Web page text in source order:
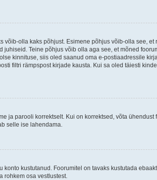
olla kaks põhjust. Esimene põhjus võib-olla see, et
Teine põhjus võib olla aga see, et mõned
kinnituse, siis oled saanud oma e-postiaadressile
filtri rämpspost kirjade kausta. Kui sa oled täiesti
ja parooli korrektselt. Kui on korrektsed, võta
selle ise lahendama.
kustutanud. Foorumitel on tavaks kustutada
rohkem osa vestlustest.